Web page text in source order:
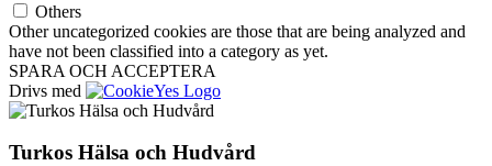
Others
Other uncategorized cookies are those that are being analyzed and
have not been classified into a category as yet.
SPARA OCH ACCEPTERA
Drivs med
Turkos Hälsa och Hudvård